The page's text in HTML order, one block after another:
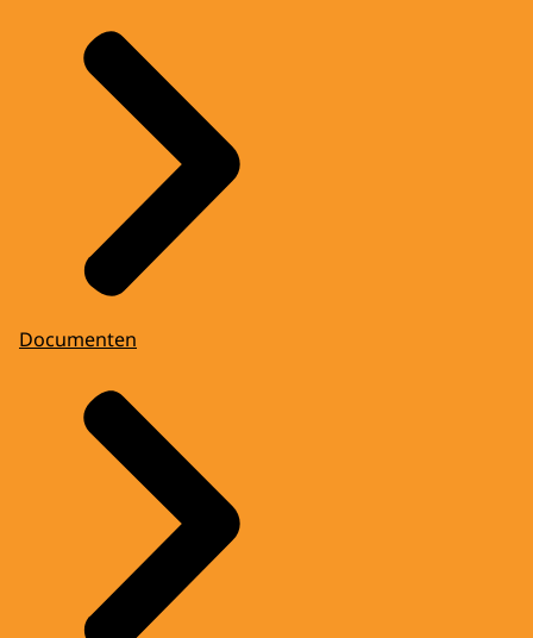
Documenten